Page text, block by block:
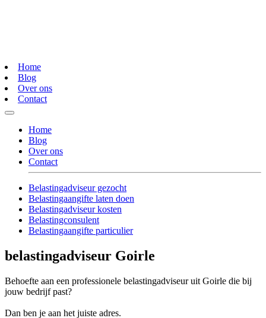
Home
Blog
Over ons
Contact
Home
Blog
Over ons
Contact
Belastingadviseur gezocht
Belastingaangifte laten doen
Belastingadviseur kosten
Belastingconsulent
Belastingaangifte particulier
belastingadviseur Goirle
Behoefte aan een professionele belastingadviseur uit Goirle die bij
jouw bedrijf past?
Dan ben je aan het juiste adres.